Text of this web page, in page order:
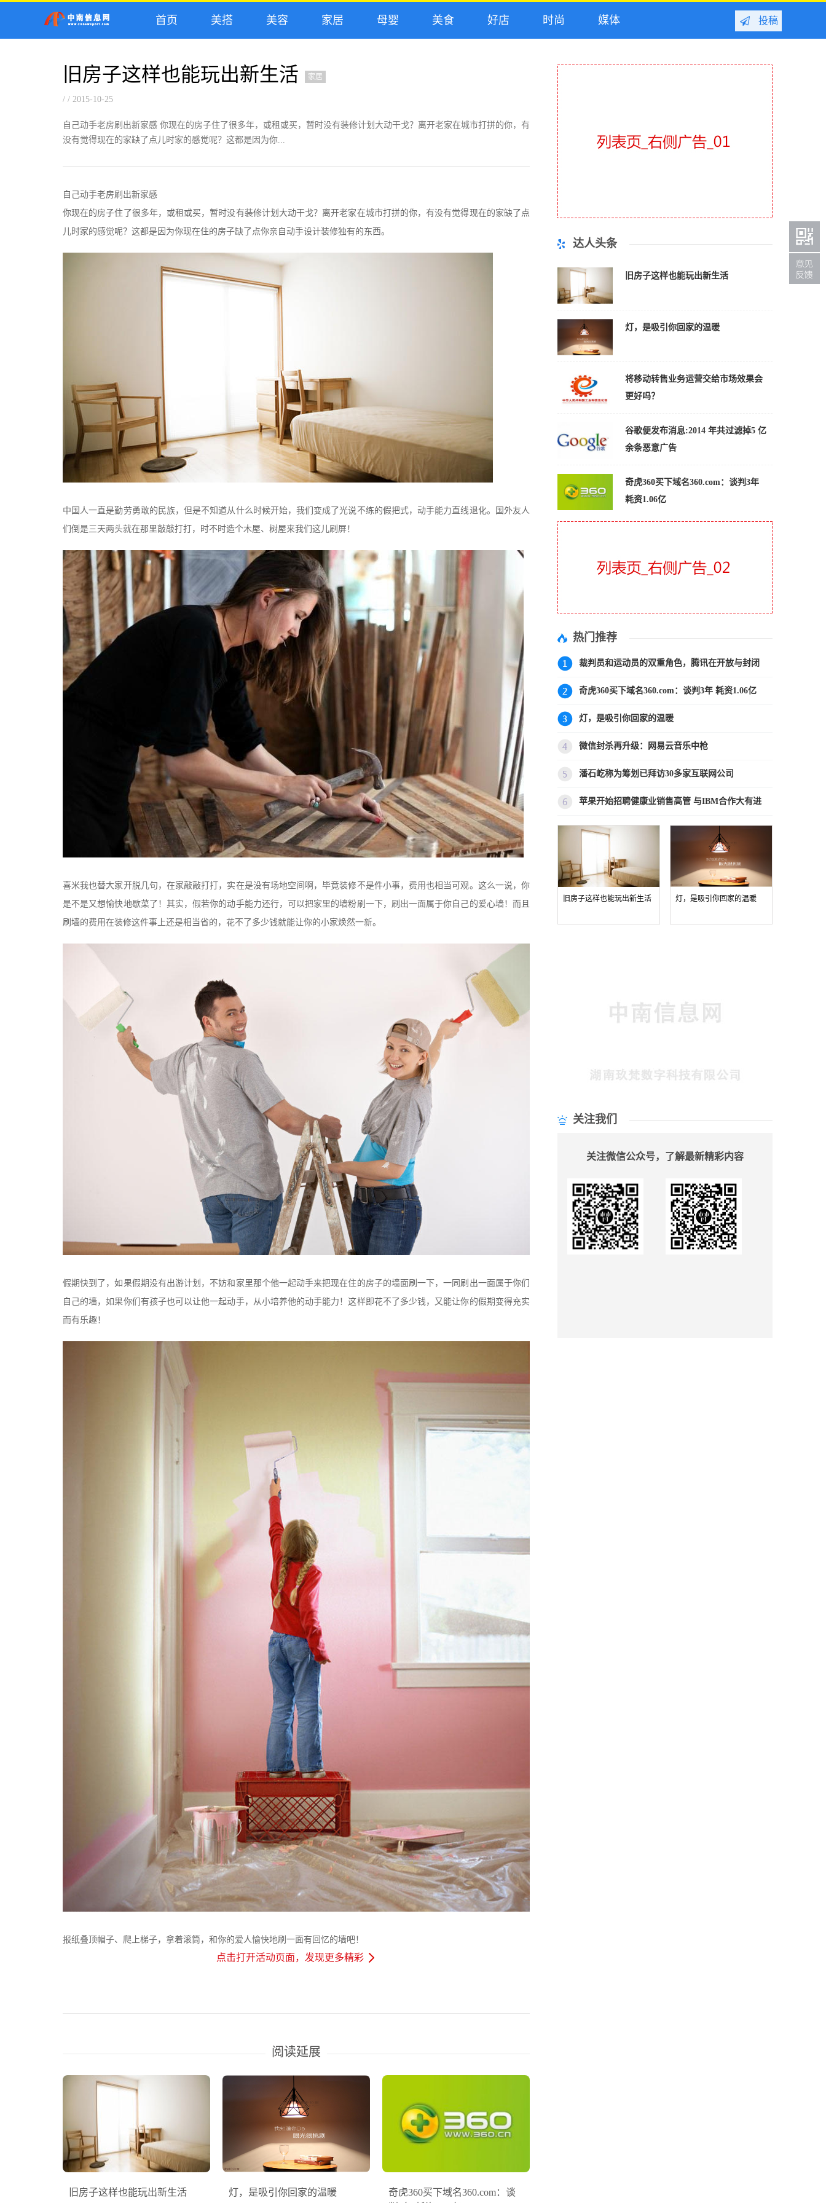
首页 美搭 美容 家居 母婴 美食 好店 时尚 媒体 投稿
旧房子这样也能玩出新生活 家居
/ / 2015-10-25
自己动手老房刷出新家感 你现在的房子住了很多年，或租或买，暂时没有装修计划大动干戈？离开老家在城市打拼的你，有
没有觉得现在的家缺了点儿时家的感觉呢？这都是因为你...
自己动手老房刷出新家感
你现在的房子住了很多年，或租或买，暂时没有装修计划大动干戈？离开老家在城市打拼的你，有没有觉得现在的家缺了点
儿时家的感觉呢？这都是因为你现在住的房子缺了点你亲自动手设计装修独有的东西。
中国人一直是勤劳勇敢的民族，但是不知道从什么时候开始，我们变成了光说不练的假把式，动手能力直线退化。国外友人
们倒是三天两头就在那里敲敲打打，时不时造个木屋、树屋来我们这儿刷屏！
喜米我也替大家开脱几句，在家敲敲打打，实在是没有场地空间啊，毕竟装修不是件小事，费用也相当可观。这么一说，你
是不是又想愉快地歇菜了！其实，假若你的动手能力还行，可以把家里的墙粉刷一下，刷出一面属于你自己的爱心墙！而且
刷墙的费用在装修这件事上还是相当省的，花不了多少钱就能让你的小家焕然一新。
假期快到了，如果假期没有出游计划，不妨和家里那个他一起动手来把现在住的房子的墙面刷一下，一同刷出一面属于你们
自己的墙，如果你们有孩子也可以让他一起动手，从小培养他的动手能力！这样即花不了多少钱，又能让你的假期变得充实
而有乐趣！
报纸叠顶帽子、爬上梯子，拿着滚筒，和你的爱人愉快地刷一面有回忆的墙吧！
点击打开活动页面，发现更多精彩
阅读延展
旧房子这样也能玩出新生活 灯，是吸引你回家的温暖
奇虎360买下域名360.com：谈
达人头条
旧房子这样也能玩出新生活
灯，是吸引你回家的温暖
将移动转售业务运营交给市场效果会
更好吗？
谷歌便发布消息:2014 年共过滤掉5 亿
余条恶意广告
奇虎360买下域名360.com：谈判3年
耗资1.06亿
热门推荐
裁判员和运动员的双重角色，腾讯在开放与封闭
奇虎360买下域名360.com：谈判3年 耗资1.06亿
灯，是吸引你回家的温暖
微信封杀再升级：网易云音乐中枪
潘石屹称为筹划已拜访30多家互联网公司
苹果开始招聘健康业销售高管 与IBM合作大有进
旧房子这样也能玩出新生活 灯，是吸引你回家的温暖
关注我们
关注微信公众号，了解最新精彩内容